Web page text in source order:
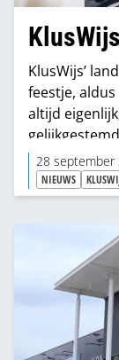
KlusWijs’
feestje,
altijd
hadden we
selecteren
28 september
NIEUWS